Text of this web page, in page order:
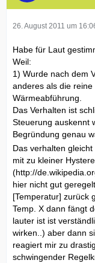
26. August 2011 um
Habe für Laut
Weil:
1) Wurde nach dem
anderes als die
Wärmeabführung.
Das Verhalten ist
Steuerung auskennt
Begründung genau
Das verhalten
mit zu kleiner
(http://
hier nicht gut
[Temperatur] zurück
Temp. X dann fängt
lauter ist ist
wirken..) aber dann
reagiert mir zu
schwingender